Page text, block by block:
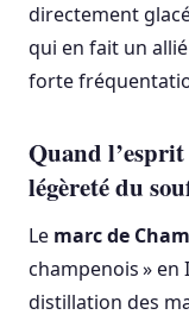
directement
qui en fait un
forte
Quand
légèreté du
Le marc de
champenois » en
distillation des